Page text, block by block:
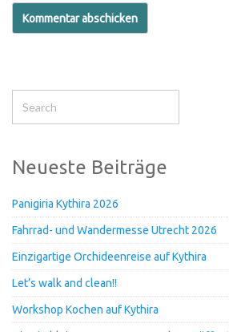
Neueste Beiträge
Panigiria Kythira 2026
Fahrrad- und Wandermesse Utrecht 2026
Einzigartige Orchideenreise auf Kythira
Let’s walk and clean!!
Workshop Kochen auf Kythira